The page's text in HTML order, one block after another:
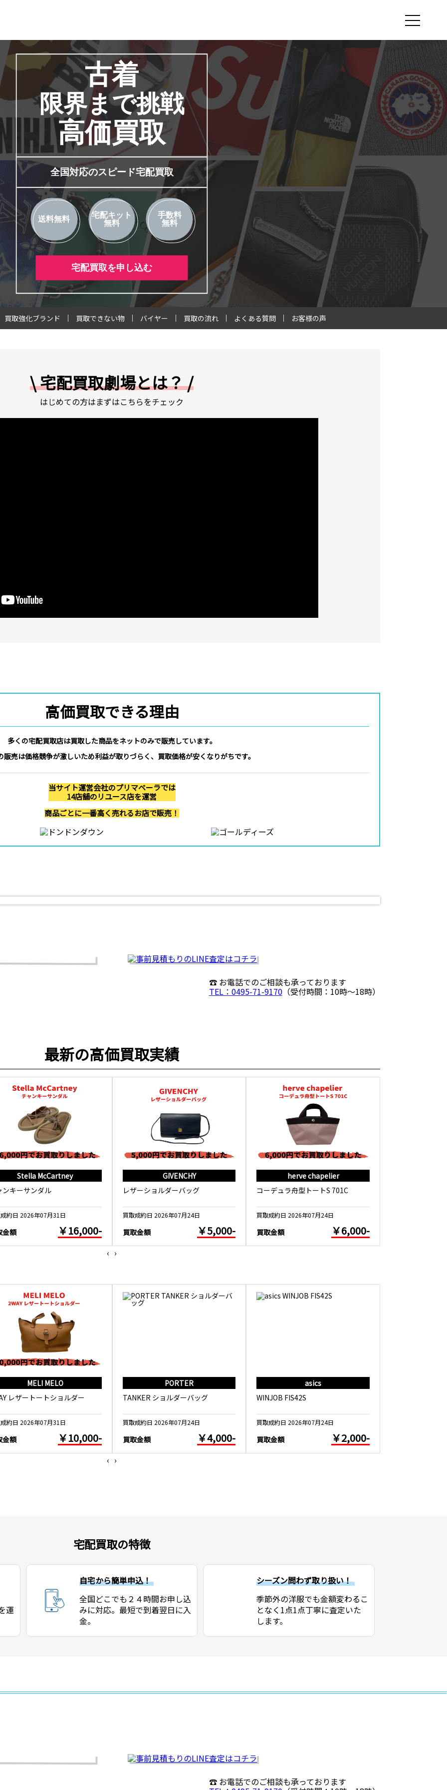
古着
限界まで挑戦
高価買取
全国対応のスピード宅配買取
送料無料
宅配キット
無料
手数料
無料
宅配買取を申し込む
買取強化ブランド 買取できない物 バイヤー 買取の流れ よくある質問 お客様の声
\ 宅配買取劇場とは？ /
はじめての方はまずはこちらをチェック
高価買取できる理由
多くの宅配買取店は買取した商品をネットのみで販売しています。
販売は価格競争が激しいため利益が取りづらく、買取価格が安くなりがちです。
当サイト運営会社のプリマベーラでは
14店舗のリユース店を運営
商品ごとに一番高く売れるお店で販売！
☎ お電話でのご相談も承っております
TEL：0495-71-9170（受付時間：10時〜18時）
最新の高価買取実績
Stella McCartney
ンキーサンダル
約日 2026年07月31日
金額 ￥16,000-
GIVENCHY
レザーショルダーバッグ
買取成約日 2026年07月24日
買取金額 ￥5,000-
herve chapelier
コーデュラ舟型トートS 701C
買取成約日 2026年07月24日
買取金額 ￥6,000-
‹ ›
MELI MELO
レザートートショルダー
約日 2026年07月31日
金額 ￥10,000-
PORTER
TANKER ショルダーバッグ
買取成約日 2026年07月24日
買取金額 ￥4,000-
asics
WINJOB FIS42S
買取成約日 2026年07月24日
買取金額 ￥2,000-
‹ ›
宅配買取の特徴
運
自宅から簡単申込！
全国どこでも２４時間お申し込
みに対応。最短で到着翌日に入
金。
シーズン問わず取り扱い！
季節外の洋服でも金額変わるこ
となく1点1点丁寧に査定いた
します。
☎ お電話でのご相談も承っております